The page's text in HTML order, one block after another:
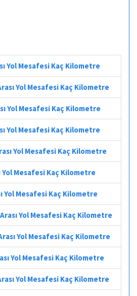
Yol Mesafesi Kaç Kilometre
Yol Mesafesi Kaç Kilometre
Yol Mesafesi Kaç Kilometre
Yol Mesafesi Kaç Kilometre
Yol Mesafesi Kaç Kilometre
Yol Mesafesi Kaç Kilometre
Yol Mesafesi Kaç Kilometre
Yol Mesafesi Kaç Kilometre
Yol Mesafesi Kaç Kilometre
Yol Mesafesi Kaç Kilometre
Yol Mesafesi Kaç Kilometre